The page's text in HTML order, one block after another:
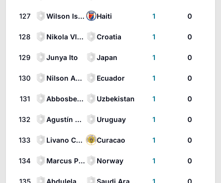
127 Wilson Isidor Haiti 1 0
128 Nikola Vlašić Croatia 1 0
129 Junya Ito Japan 1 0
130 Nilson Angulo Ecuador 1 0
131 Abbosbek Fayzullaev Uzbekistan 1 0
132 Agustín Canobbio Uruguay 1 0
133 Livano Comenencia Curacao 1 0
134 Marcus Pedersen Norway 1 0
135 1 0